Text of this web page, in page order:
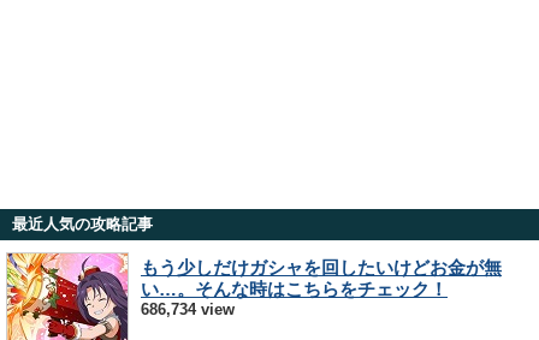
最近人気の攻略記事
もう少しだけガシャを回したいけどお金が無
い…。そんな時はこちらをチェック！
686,734 view